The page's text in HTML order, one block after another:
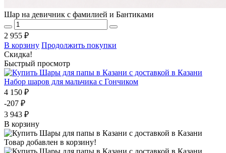
Шар на девичник с фамилией и Бантиками
2 955 ₽
В корзину Продолжить покупки
Скидка!
Быстрый просмотр
Набор шаров для мальчика с Гончиком
4 150 ₽
-207 ₽
3 943 ₽
В корзину
Товар добавлен в корзину!